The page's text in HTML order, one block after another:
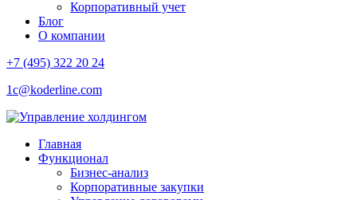
Корпоративный учет
Блог
О компании
+7 (495) 322 20 24
1c@koderline.com
Главная
Функционал
Бизнес-анализ
Корпоративные закупки